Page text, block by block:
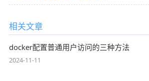
相关文章
docker配置普通用户访问的三种方法
2024-11-11